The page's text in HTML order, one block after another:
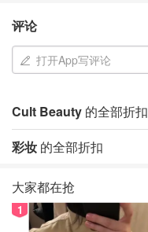
评论
打开App写评论
Cult Beauty 的全部折扣
彩妆 的全部折扣
大家都在抢
1